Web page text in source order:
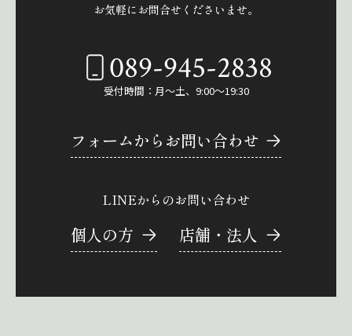
お気軽にお問合せくださいませ。
089-945-2838
受付時間：月～土、9:00～19:30
フォームからお問い合わせ
LINEからのお問い合わせ
個人の方 店舗・法人